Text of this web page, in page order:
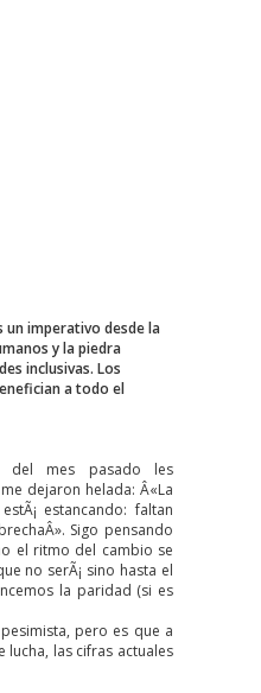
un imperativo desde la
y la piedra
inclusivas. Los
a todo el
del mes pasado les
dejaron helada: Â«La
estancando: faltan
Sigo pensando
el ritmo del cambio se
no serÃ¡ sino hasta el
la paridad (si es
pero es que a
lucha, las cifras actuales